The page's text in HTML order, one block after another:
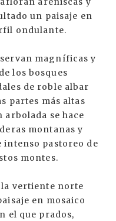
un paisaje en
ondulante.
magníficas y
los bosques
de roble albar
partes más altas
arbolada se hace
montanas y
pastoreo de
montes.
la vertiente norte
en mosaico
el que prados,